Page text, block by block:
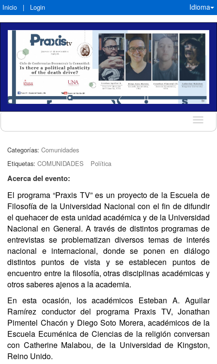
Inicio | Login Idioma
Idioma
Categorías: Comunidades
Etiquetas: COMUNIDADES Política
Acerca del evento:
El programa “Praxis TV” es un proyecto de la Escuela de
Filosofía de la Universidad Nacional con el fin de difundir
el quehacer de esta unidad académica y de la Universidad
Nacional en General. A través de distintos programas de
entrevistas se problematizan diversos temas de interés
nacional e internacional, donde se ponen en diálogo
distintos puntos de vista y se establecen puntos de
encuentro entre la filosofía, otras disciplinas académicas y
otros saberes ajenos a la academia.
En esta ocasión, los académicos Esteban A. Aguilar
Ramírez conductor del programa Praxis TV, Jonathan
Pimentel Chacón y Diego Soto Morera, académicos de la
Escuela Ecuménica de Ciencias de la religión conversan
con Catherine Malabou, de la Universidad de Kingston,
Reino Unido.